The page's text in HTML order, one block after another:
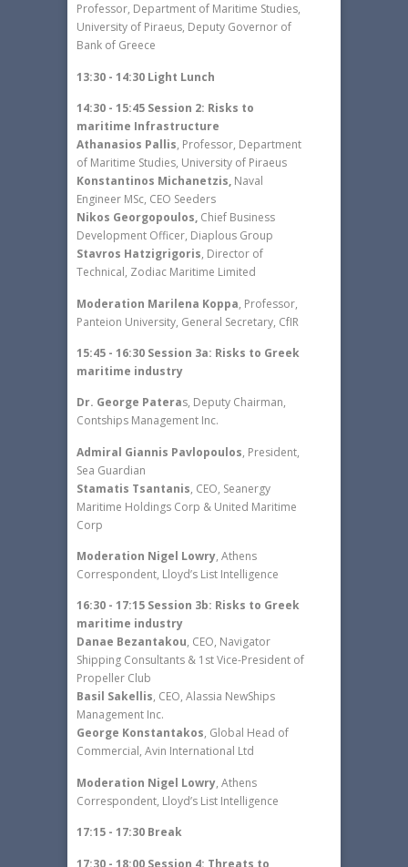
Professor, Department of Maritime Studies,
University of Piraeus, Deputy Governor of
Bank of Greece
13:30 - 14:30 Light Lunch
14:30 - 15:45 Session 2: Risks to
maritime Infrastructure
Athanasios Pallis, Professor, Department
of Maritime Studies, University of Piraeus
Konstantinos Michanetzis, Naval
Engineer MSc, CEO Seeders
Nikos Georgopoulos, Chief Business
Development Officer, Diaplous Group
Stavros Hatzigrigoris, Director of
Technical, Zodiac Maritime Limited
Moderation Marilena Koppa, Professor,
Panteion University, General Secretary, CfIR
15:45 - 16:30 Session 3a: Risks to Greek
maritime industry
Dr. George Pateras, Deputy Chairman,
Contships Management Inc.
⁠Admiral Giannis Pavlopoulos, President,
Sea Guardian
Stamatis Tsantanis, CEO, Seanergy
Maritime Holdings Corp & United Maritime
Corp
Moderation Nigel Lowry, Athens
Correspondent, Lloyd’s List Intelligence
16:30 - 17:15 Session 3b: Risks to Greek
maritime industry
Danae Bezantakou, CEO, Navigator
Shipping Consultants & 1st Vice-President of
Propeller Club
Basil Sakellis, CEO, Alassia NewShips
Management Inc.
George Konstantakos, Global Head of
Commercial, Avin International Ltd
Moderation Nigel Lowry, Athens
Correspondent, Lloyd’s List Intelligence
17:15 - 17:30 Break
17:30 - 18:00 Session 4: Threats to